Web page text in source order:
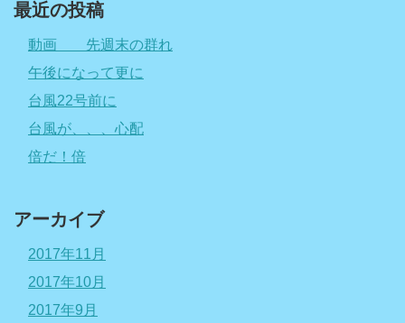
最近の投稿
動画 先週末の群れ
午後になって更に
台風22号前に
台風が、、、心配
倍だ！倍
アーカイブ
2017年11月
2017年10月
2017年9月